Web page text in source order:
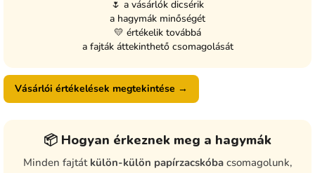
🌷 a vásárlók dicsérik
a hagymák minőségét
💛 értékelik továbbá
a fajták áttekinthető csomagolását
Vásárlói értékelések megtekintése →
📦 Hogyan érkeznek meg a hagymák
Minden fajtát külön-külön papírzacskóbacsomagolunk,